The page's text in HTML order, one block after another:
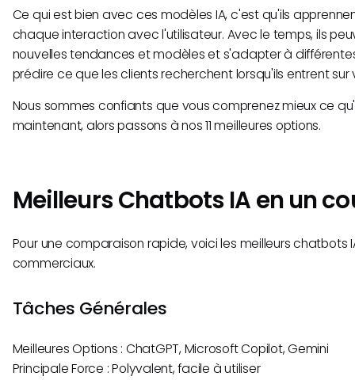
Ce qui est bien avec ces modèles IA, c'est qu'ils
chaque interaction avec l'utilisateur. Avec le temps, ils
nouvelles tendances et modèles et s'adapter à
prédire ce que les clients recherchent lorsqu'ils entrent sur
Nous sommes confiants que vous comprenez mieux ce
maintenant, alors passons à nos 11 meilleures options.
Meilleurs Chatbots IA en un
Pour une comparaison rapide, voici les meilleurs chatbots
commerciaux.
Tâches Générales
Meilleures Options : ChatGPT, Microsoft Copilot, Gemini
Principale Force : Polyvalent, facile à utiliser